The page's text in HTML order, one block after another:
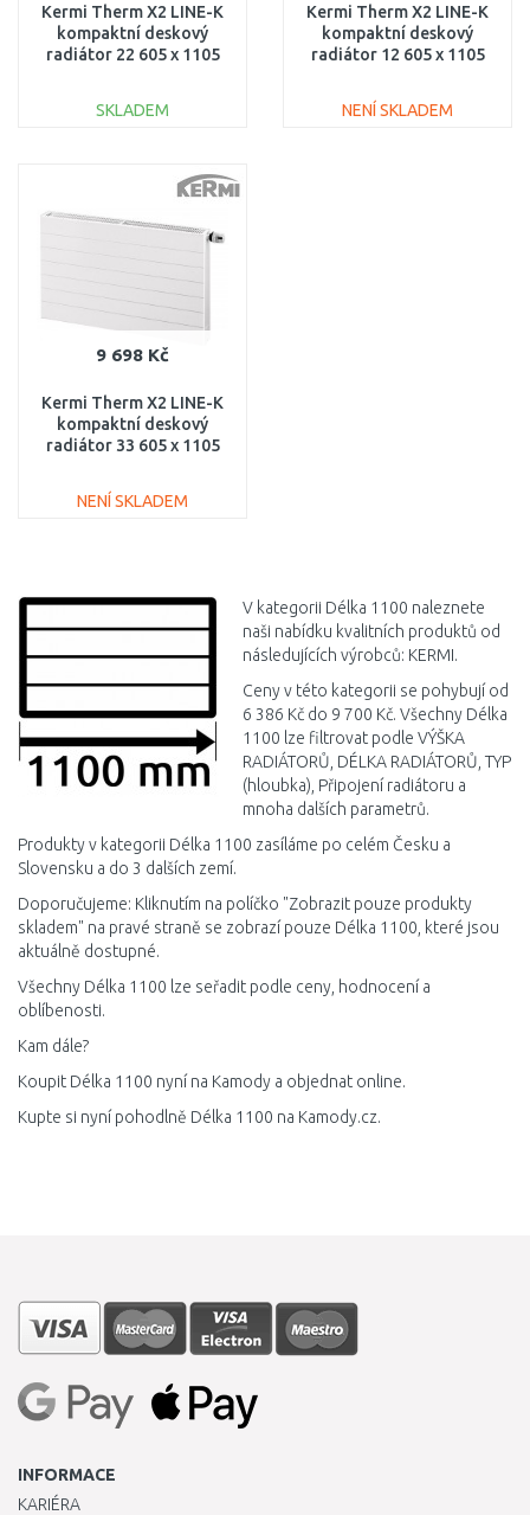
Kermi Therm X2 LINE-K
kompaktní deskový
radiátor 22 605 x 1105
SKLADEM
Kermi Therm X2 LINE-K
kompaktní deskový
radiátor 12 605 x 1105
NENÍ SKLADEM
9 698 Kč
Kermi Therm X2 LINE-K
kompaktní deskový
radiátor 33 605 x 1105
NENÍ SKLADEM
Porovnat
V kategorii Délka 1100 naleznete
naši nabídku kvalitních produktů od
následujících výrobců: KERMI.
Ceny v této kategorii se pohybují od
6 386 Kč do 9 700 Kč. Všechny Délka
1100 lze filtrovat podle VÝŠKA
RADIÁTORŮ, DÉLKA RADIÁTORŮ, TYP
(hloubka), Připojení radiátoru a
mnoha dalších parametrů.
Produkty v kategorii Délka 1100 zasíláme po celém Česku a
Slovensku a do 3 dalších zemí.
Doporučujeme: Kliknutím na políčko "Zobrazit pouze produkty
skladem" na pravé straně se zobrazí pouze Délka 1100, které jsou
aktuálně dostupné.
Všechny Délka 1100 lze seřadit podle ceny, hodnocení a
oblíbenosti.
Kam dále?
Koupit Délka 1100 nyní na Kamody a objednat online.
Kupte si nyní pohodlně Délka 1100 na Kamody.cz.
INFORMACE
KARIÉRA